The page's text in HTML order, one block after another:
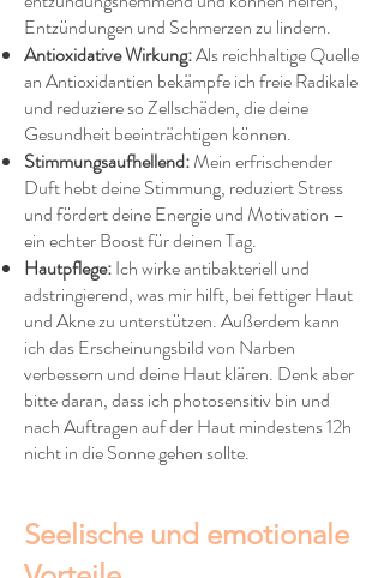
Entzündungen und Schmerzen zu lindern.
Antioxidative Wirkung:Als reichhaltige Quelle
an Antioxidantien bekämpfe ich freie Radikale
und reduziere so Zellschäden, die deine
Gesundheit beeinträchtigen können.
Stimmungsaufhellend:Mein erfrischender
Duft hebt deine Stimmung, reduziert Stress
und fördert deine Energie und Motivation –
ein echter Boost für deinen Tag.
Hautpflege:Ich wirke antibakteriell und
adstringierend, was mir hilft, bei fettiger Haut
und Akne zu unterstützen. Außerdem kann
ich das Erscheinungsbild von Narben
verbessern und deine Haut klären. Denk aber
bitte daran, dass ich photosensitiv bin und
nach Auftragen auf der Haut mindestens 12h
nicht in die Sonne gehen sollte.
Seelische und emotionale